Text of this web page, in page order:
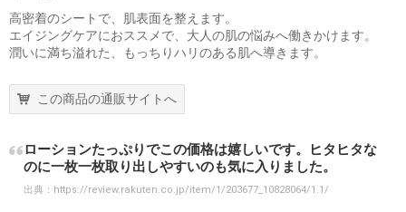
高密着のシートで、肌表面を整えます。
エイジングケアにおススメで、大人の肌の悩みへ働きかけます。
潤いに満ち溢れた、もっちりハリのある肌へ導きます。
この商品の通販サイトへ
ローションたっぷりでこの価格は嬉しいです。ヒタヒタな
のに一枚一枚取り出しやすいのも気に入りました。
出典： https://review.rakuten.co.jp/item/1/203677_10828064/1.1/